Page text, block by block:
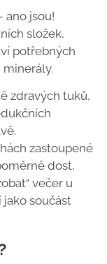
ano jsou!
složek,
potřebných
zdravých tuků,
zastoupené
dost,
večer u
součást